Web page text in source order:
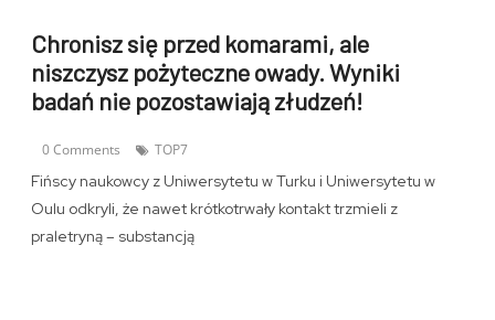
Chronisz się przed komarami, ale
niszczysz pożyteczne owady. Wyniki
badań nie pozostawiają złudzeń!
0 Comments TOP7
Fińscy naukowcy z Uniwersytetu w Turku i Uniwersytetu w
Oulu odkryli, że nawet krótkotrwały kontakt trzmieli z
praletryną – substancją